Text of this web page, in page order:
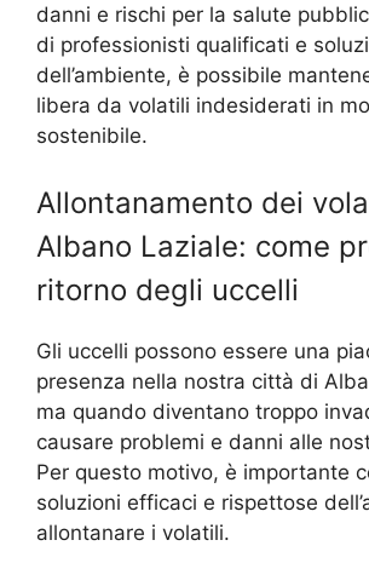
danni e rischi per la salute
di professionisti qualificati e
dell’ambiente, è possibile
libera da volatili indesiderati in
sostenibile.
Allontanamento dei
Albano Laziale: come
ritorno degli uccelli
Gli uccelli possono essere una
presenza nella nostra città di
ma quando diventano troppo
causare problemi e danni alle
Per questo motivo, è importante
soluzioni efficaci e rispettose
allontanare i volatili.